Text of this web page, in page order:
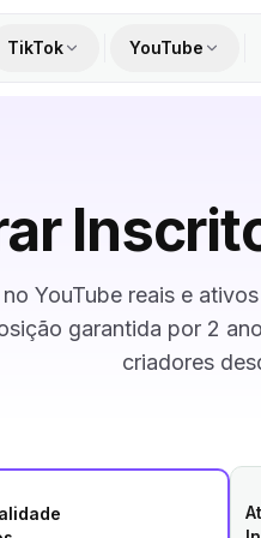
TikTok YouTube
YouTube reais e
garantida por 2
criadores